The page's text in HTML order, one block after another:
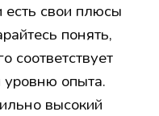
есть свои плюсы
понять,
соответствует
опыта.
высокий